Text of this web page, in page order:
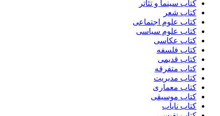
کتاب سینما و تئاتر
کتاب شعر
کتاب علوم اجتماعی
کتاب علوم سیاسی
کتاب عکاسی
کتاب فلسفه
کتاب قدیمی
کتاب متفرقه
کتاب مدیریت
کتاب معماری
کتاب موسیقی
کتاب نایاب